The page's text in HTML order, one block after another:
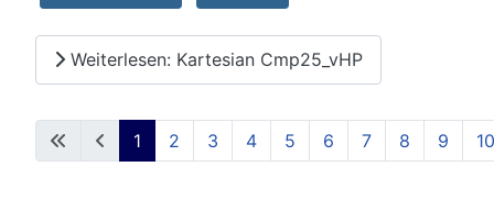
Weiterlesen: Kartesian Cmp25_vHP
Seite 1 von 129
1 2 3 4 5 6 7 8 9 10